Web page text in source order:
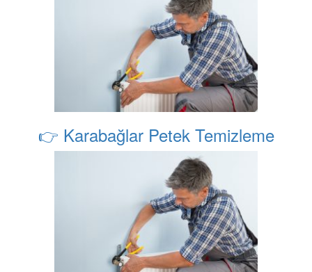
👉 Karabağlar Petek Temizleme